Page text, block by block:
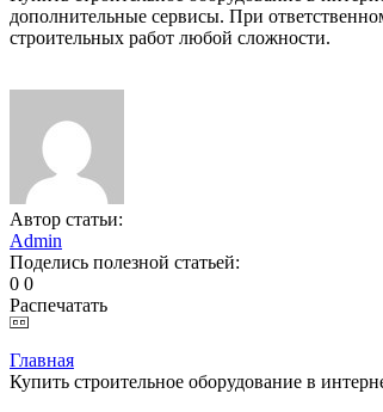
дополнительные сервисы. При
строительных работ любой сложности.
Автор статьи:
Admin
Поделись полезной статьей:
0 0
Распечатать
Главная
Купить строительное оборудование в